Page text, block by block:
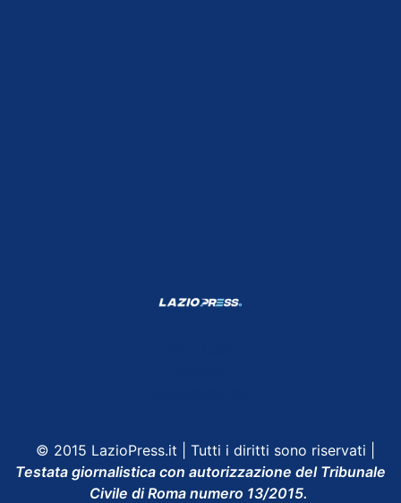
© 2015 LazioPress.it | Tutti i diritti sono riservati |
Testata giornalistica con autorizzazione del Tribunale
Civile di Roma numero 13/2015.